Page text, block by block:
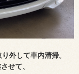
外して車内清掃。
せて、